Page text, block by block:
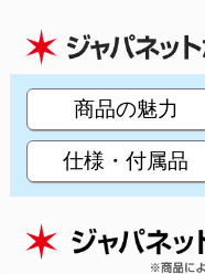
商品の魅力
仕様・付属品